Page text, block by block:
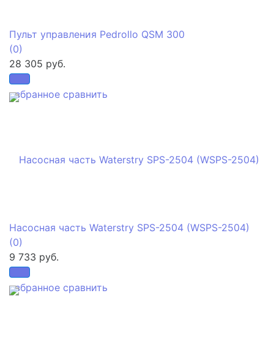
избранное сравнить
Пульт управления Pedrollo QSM 300
(0)
28 305 руб.
избранное сравнить
Насосная часть Waterstry SPS-2504 (WSPS-2504)
(0)
9 733 руб.